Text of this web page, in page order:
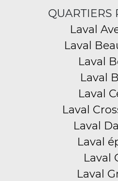
QUARTIERS
Laval
Laval
Laval
Laval
Laval
Laval
Laval
Laval
Laval
Laval